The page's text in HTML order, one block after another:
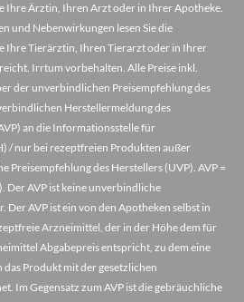
Ihre Ärztin, Ihren Arzt oder in Ihrer Apotheke.
und Nebenwirkungen lesen Sie die
Ihre Tierärztin, Ihren Tierarzt oder in Ihrer
Irrtum vorbehalten. Alle Preise inkl.
der unverbindlichen Preisempfehlung des
Herstellermeldung des
an die Informationsstelle für
/ nur bei rezeptfreien Produkten außer
Preisempfehlung des Herstellers (UVP). AVP =
Der AVP ist keine unverbindliche
Der AVP ist ein von den Apotheken selbst in
Arzneimittel, der in der Höhe dem für
Abgabepreis entspricht, zu dem eine
Produkt mit der gesetzlichen
Im Gegensatz zum AVP ist die gebräuchliche